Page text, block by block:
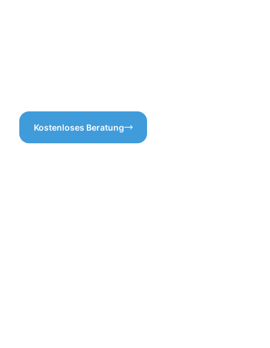
Kostenloses Beratung